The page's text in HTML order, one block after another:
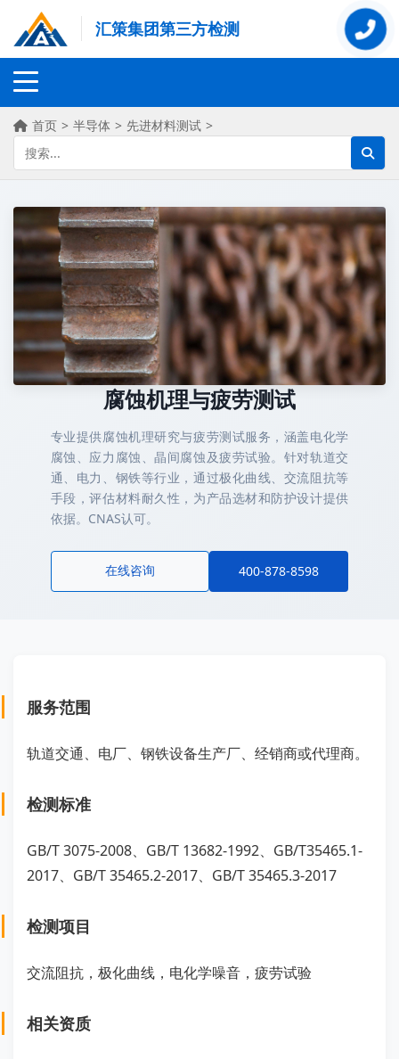
汇策集团第三方检测
首页 > 半导体 > 先进材料测试 >
腐蚀机理与疲劳测试
专业提供腐蚀机理研究与疲劳测试服务，涵盖电化学
腐蚀、应力腐蚀、晶间腐蚀及疲劳试验。针对轨道交
通、电力、钢铁等行业，通过极化曲线、交流阻抗等
手段，评估材料耐久性，为产品选材和防护设计提供
依据。CNAS认可。
在线咨询 400-878-8598
服务范围
轨道交通、电厂、钢铁设备生产厂、经销商或代理商。
检测标准
GB/T 3075-2008、GB/T 13682-1992、GB/T35465.1-
2017、GB/T 35465.2-2017、GB/T 35465.3-2017
检测项目
交流阻抗，极化曲线，电化学噪音，疲劳试验
相关资质